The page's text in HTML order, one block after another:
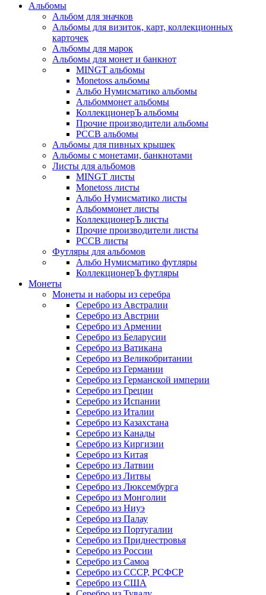
Альбомы
Альбом для значков
Альбомы для визиток, карт, коллекционных
карточек
Альбомы для марок
Альбомы для монет и банкнот
MINGT альбомы
Monetoss альбомы
Альбо Нумисматико альбомы
Альбоммонет альбомы
КоллекционерЪ альбомы
Прочие производители альбомы
РССВ альбомы
Альбомы для пивных крышек
Альбомы с монетами, банкнотами
Листы для альбомов
MINGT листы
Monetoss листы
Альбо Нумисматико листы
Альбоммонет листы
КоллекционерЪ листы
Прочие производители листы
РССВ листы
Футляры для альбомов
Альбо Нумисматико футляры
КоллекционерЪ футляры
Монеты
Монеты и наборы из серебра
Серебро из Австралии
Серебро из Австрии
Серебро из Армении
Серебро из Беларусии
Серебро из Ватикана
Серебро из Великобритании
Серебро из Германии
Серебро из Германской империи
Серебро из Греции
Серебро из Испании
Серебро из Италии
Серебро из Казахстана
Серебро из Канады
Серебро из Киргизии
Серебро из Китая
Серебро из Латвии
Серебро из Литвы
Серебро из Люксембурга
Серебро из Монголии
Серебро из Ниуэ
Серебро из Палау
Серебро из Португалии
Серебро из Приднестровья
Серебро из России
Серебро из Самоа
Серебро из СССР, РСФСР
Серебро из США